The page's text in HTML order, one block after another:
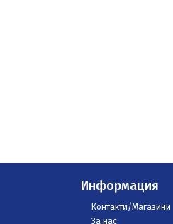
Информация
Контакти/Магазини
За нас